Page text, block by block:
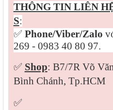
THÔNG TIN LIÊN
S:
✅ Phone/Viber/Zalo
269 - 0983 40 80 97.
✅ Shop: B7/7R Võ
Bình Chánh, Tp.HCM
✅